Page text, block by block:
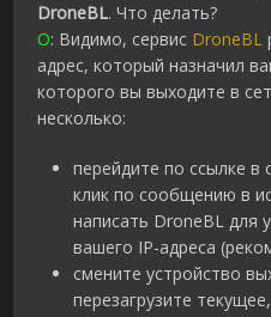
DroneBL. Что делать?
О: Видимо, сервис DroneBL
адрес, который назначил
которого вы выходите в
несколько:
перейдите по ссылке
клик по сообщению в
написать DroneBL для
вашего IP-адреса
смените устройство
перезагрузите